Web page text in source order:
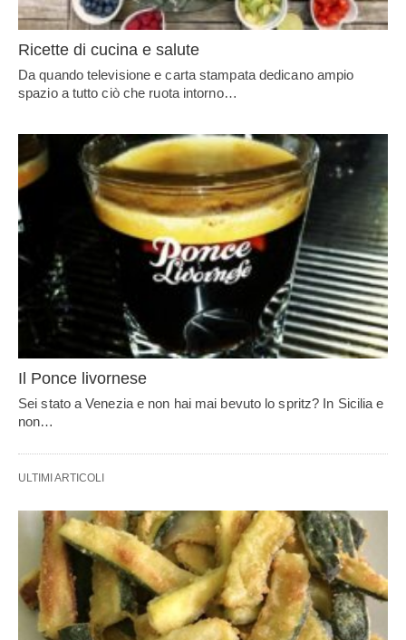
Ricette di cucina e salute
Da quando televisione e carta stampata dedicano ampio
spazio a tutto ciò che ruota intorno…
Il Ponce livornese
Sei stato a Venezia e non hai mai bevuto lo spritz? In Sicilia e
non…
ULTIMI ARTICOLI